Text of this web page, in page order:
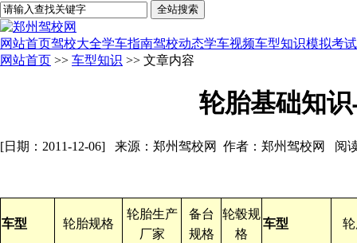
网站首页驾校大全学车指南驾校动态学车视频车型知识模拟考试
网站首页 >> 车型知识 >> 文章内容
轮胎基础知
[日期：2011-12-06] 来源：郑州驾校网 作者：郑州驾校网 阅
车型 轮胎规格
轮胎生产
厂家
备台
规格
轮毂规
格
车型